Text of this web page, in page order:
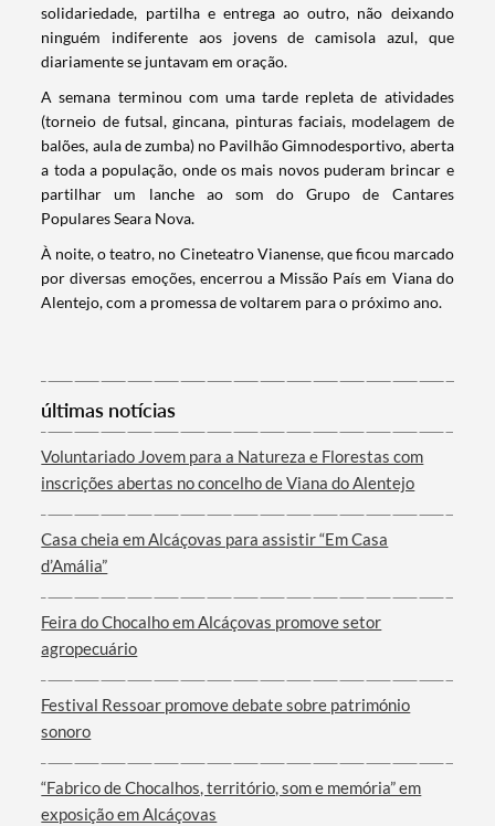
Termo de Pesquisa
Filtros
solidariedade, partilha e entrega ao outro, não deixando
ninguém indiferente aos jovens de camisola azul, que
diariamente se juntavam em oração.
A semana terminou com uma tarde repleta de atividades
(torneio de futsal, gincana, pinturas faciais, modelagem de
balões, aula de zumba) no Pavilhão Gimnodesportivo, aberta
a toda a população, onde os mais novos puderam brincar e
partilhar um lanche ao som do Grupo de Cantares
Populares Seara Nova.
À noite, o teatro, no Cineteatro Vianense, que ficou marcado
por diversas emoções, encerrou a Missão País em Viana do
Alentejo, com a promessa de voltarem para o próximo ano.
últimas notícias
Voluntariado Jovem para a Natureza e Florestas com
inscrições abertas no concelho de Viana do Alentejo
Casa cheia em Alcáçovas para assistir “Em Casa
d’Amália”
Feira do Chocalho em Alcáçovas promove setor
agropecuário
Festival Ressoar promove debate sobre património
sonoro
“Fabrico de Chocalhos, território, som e memória” em
exposição em Alcáçovas